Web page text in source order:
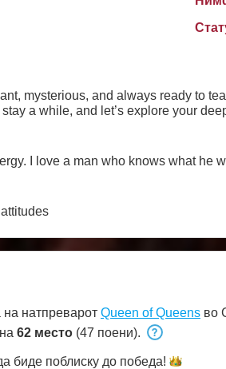
mysterious, and always ready to
a while, and let’s explore your
I love a man who knows what he
на натпреварот Queen of Queens во
62 место (47 поени).
биде поблиску до победа!